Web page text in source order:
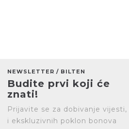
NEWSLETTER / BILTEN
Budite prvi koji će
znati!
Prijavite se za dobivanje
i ekskluzivnih poklon bonova